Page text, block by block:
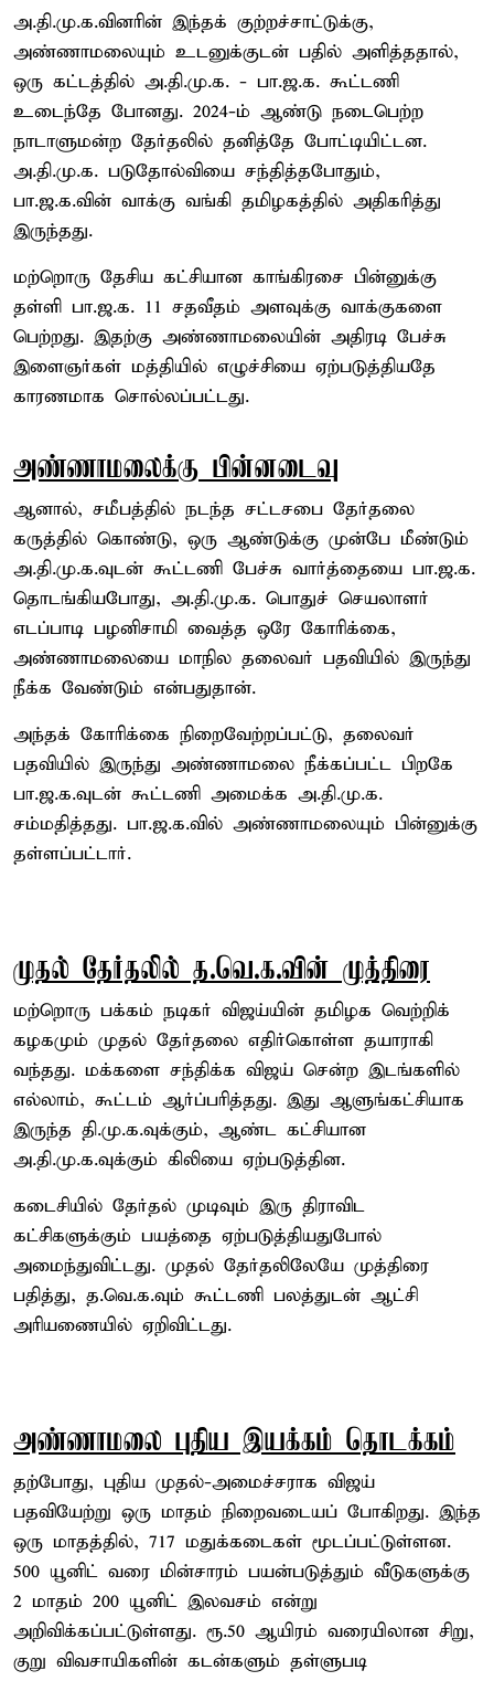
அ.தி.மு.க.வினரின் இந்தக் குற்றச்சாட்டுக்கு,
அண்ணாமலையும் உடனுக்குடன் பதில் அளித்ததால்,
ஒரு கட்டத்தில் அ.தி.மு.க. - பா.ஜ.க. கூட்டணி
உடைந்தே போனது. 2024-ம் ஆண்டு நடைபெற்ற
நாடாளுமன்ற தேர்தலில் தனித்தே போட்டியிட்டன.
அ.தி.மு.க. படுதோல்வியை சந்தித்தபோதும்,
பா.ஜ.க.வின் வாக்கு வங்கி தமிழகத்தில் அதிகரித்து
இருந்தது.
மற்றொரு தேசிய கட்சியான காங்கிரசை பின்னுக்கு
தள்ளி பா.ஜ.க. 11 சதவீதம் அளவுக்கு வாக்குகளை
பெற்றது. இதற்கு அண்ணாமலையின் அதிரடி பேச்சு
இளைஞர்கள் மத்தியில் எழுச்சியை ஏற்படுத்தியதே
காரணமாக சொல்லப்பட்டது.
அண்ணாமலைக்கு பின்னடைவு
ஆனால், சமீபத்தில் நடந்த சட்டசபை தேர்தலை
கருத்தில் கொண்டு, ஒரு ஆண்டுக்கு முன்பே மீண்டும்
அ.தி.மு.க.வுடன் கூட்டணி பேச்சு வார்த்தையை பா.ஜ.க.
தொடங்கியபோது, அ.தி.மு.க. பொதுச் செயலாளர்
எடப்பாடி பழனிசாமி வைத்த ஒரே கோரிக்கை,
அண்ணாமலையை மாநில தலைவர் பதவியில் இருந்து
நீக்க வேண்டும் என்பதுதான்.
அந்தக் கோரிக்கை நிறைவேற்றப்பட்டு, தலைவர்
பதவியில் இருந்து அண்ணாமலை நீக்கப்பட்ட பிறகே
பா.ஜ.க.வுடன் கூட்டணி அமைக்க அ.தி.மு.க.
சம்மதித்தது. பா.ஜ.க.வில் அண்ணாமலையும் பின்னுக்கு
தள்ளப்பட்டார்.
முதல் தேர்தலில் த.வெ.க.வின் முத்திரை
மற்றொரு பக்கம் நடிகர் விஜய்யின் தமிழக வெற்றிக்
கழகமும் முதல் தேர்தலை எதிர்கொள்ள தயாராகி
வந்தது. மக்களை சந்திக்க விஜய் சென்ற இடங்களில்
எல்லாம், கூட்டம் ஆர்ப்பரித்தது. இது ஆளுங்கட்சியாக
இருந்த தி.மு.க.வுக்கும், ஆண்ட கட்சியான
அ.தி.மு.க.வுக்கும் கிலியை ஏற்படுத்தின.
கடைசியில் தேர்தல் முடிவும் இரு திராவிட
கட்சிகளுக்கும் பயத்தை ஏற்படுத்தியதுபோல்
அமைந்துவிட்டது. முதல் தேர்தலிலேயே முத்திரை
பதித்து, த.வெ.க.வும் கூட்டணி பலத்துடன் ஆட்சி
அரியணையில் ஏறிவிட்டது.
அண்ணாமலை புதிய இயக்கம் தொடக்கம்
தற்போது, புதிய முதல்-அமைச்சராக விஜய்
பதவியேற்று ஒரு மாதம் நிறைவடையப் போகிறது. இந்த
ஒரு மாதத்தில், 717 மதுக்கடைகள் மூடப்பட்டுள்ளன.
500 யூனிட் வரை மின்சாரம் பயன்படுத்தும் வீடுகளுக்கு
2 மாதம் 200 யூனிட் இலவசம் என்று
அறிவிக்கப்பட்டுள்ளது. ரூ.50 ஆயிரம் வரையிலான சிறு,
குறு விவசாயிகளின் கடன்களும் தள்ளுபடி